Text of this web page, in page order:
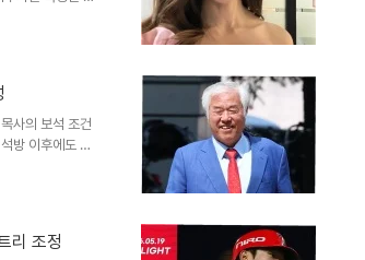
니다. 범행 과
수한 장소에서
범죄 여부 ..
사의 보석 조건
방 이후에도 지
및 접촉 금지
대한 지적을
리 조정